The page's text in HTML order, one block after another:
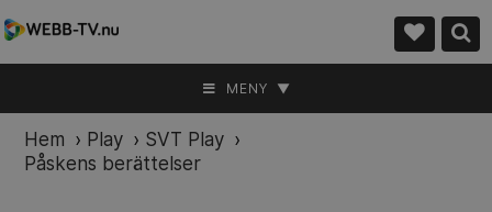
MENY ▼
Hem › Play › SVT Play ›
Påskens berättelser